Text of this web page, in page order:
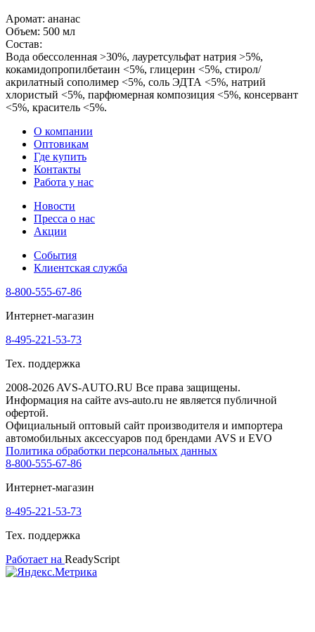
Аромат: ананас
Объем: 500 мл
Состав:
Вода обессоленная >30%, лауретсульфат натрия >5%,
кокамидопропилбетаин <5%, глицерин <5%, стирол/
акрилатный сополимер <5%, соль ЭДТА <5%, натрий
хлористый <5%, парфюмерная композиция <5%, консервант
<5%, краситель <5%.
О компании
Оптовикам
Где купить
Контакты
Работа у нас
Новости
Пресса о нас
Акции
События
Клиентская служба
8-800-555-67-86
Интернет-магазин
8-495-221-53-73
Тех. поддержка
2008-2026 AVS-AUTO.RU Все права защищены.
Информация на сайте avs-auto.ru не является публичной
офертой.
Официальный оптовый сайт производителя и импортера
автомобильных аксессуаров под брендами AVS и EVO
Политика обработки персональных данных
8-800-555-67-86
Интернет-магазин
8-495-221-53-73
Тех. поддержка
Работает на ReadyScript